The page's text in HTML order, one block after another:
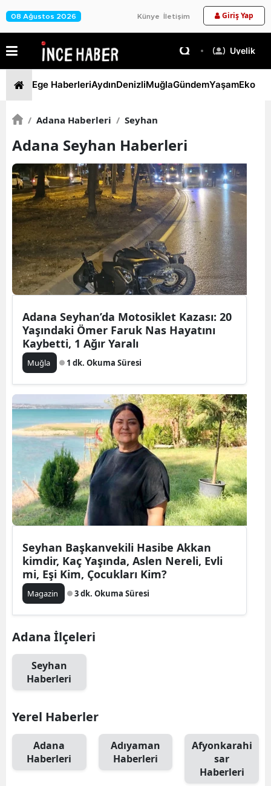
08 Ağustos 2026 Künye İletişim Giriş Yap
Üyelik
Ege HaberleriAydınDenizliMuğlaGündemYaşam
/ Adana Haberleri / Seyhan
Adana Seyhan Haberleri
Adana Seyhan’da Motosiklet Kazası: 20
Yaşındaki Ömer Faruk Nas Hayatını
Kaybetti, 1 Ağır Yaralı
Muğla 1 dk. Okuma Süresi
Seyhan Başkanvekili Hasibe Akkan
kimdir, Kaç Yaşında, Aslen Nereli, Evli
mi, Eşi Kim, Çocukları Kim?
Magazin 3 dk. Okuma Süresi
Adana İlçeleri
Seyhan
Haberleri
Yerel Haberler
Adana
Haberleri
Adıyaman
Haberleri
Afyonkarahi
sar
Haberleri